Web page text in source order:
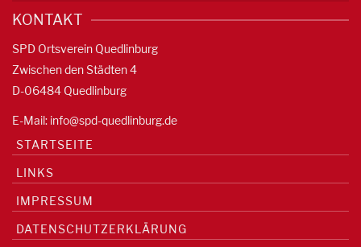
KONTAKT
SPD Ortsverein Quedlinburg
Zwischen den Städten 4
D-06484 Quedlinburg
E-Mail: info@spd-quedlinburg.de
STARTSEITE
LINKS
IMPRESSUM
DATENSCHUTZERKLÄRUNG